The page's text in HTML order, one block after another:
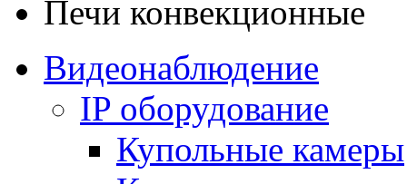
Печи конвекционные
Видеонаблюдение
IP оборудование
Купольные камеры